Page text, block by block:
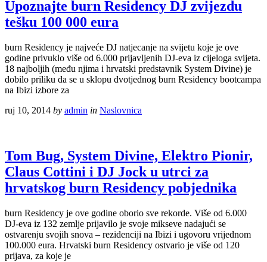
Upoznajte burn Residency DJ zvijezdu
tešku 100 000 eura
burn Residency je najveće DJ natjecanje na svijetu koje je ove
godine privuklo više od 6.000 prijavljenih DJ-eva iz cijeloga svijeta.
18 najboljih (među njima i hrvatski predstavnik System Divine) je
dobilo priliku da se u sklopu dvotjednog burn Residency bootcampa
na Ibizi izbore za
ruj 10, 2014 by admin in Naslovnica
Tom Bug, System Divine, Elektro Pionir,
Claus Cottini i DJ Jock u utrci za
hrvatskog burn Residency pobjednika
burn Residency je ove godine oborio sve rekorde. Više od 6.000
DJ-eva iz 132 zemlje prijavilo je svoje mikseve nadajući se
ostvarenju svojih snova – rezidenciji na Ibizi i ugovoru vrijednom
100.000 eura. Hrvatski burn Residency ostvario je više od 120
prijava, za koje je